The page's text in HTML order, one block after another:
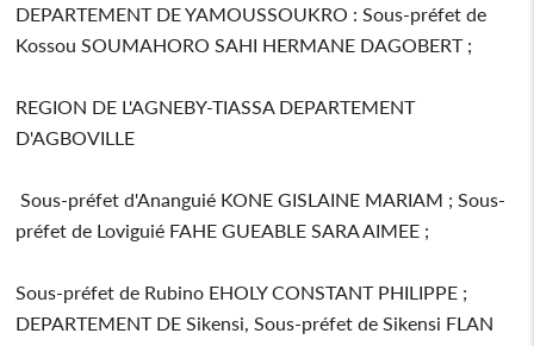
DEPARTEMENT DE YAMOUSSOUKRO : Sous-préfet de
Kossou SOUMAHORO SAHI HERMANE DAGOBERT ;
REGION DE L'AGNEBY-TIASSA DEPARTEMENT
D'AGBOVILLE
Sous-préfet d'Ananguié KONE GISLAINE MARIAM ; Sous-
préfet de Loviguié FAHE GUEABLE SARA AIMEE ;
Sous-préfet de Rubino EHOLY CONSTANT PHILIPPE ;
DEPARTEMENT DE Sikensi, Sous-préfet de Sikensi FLAN